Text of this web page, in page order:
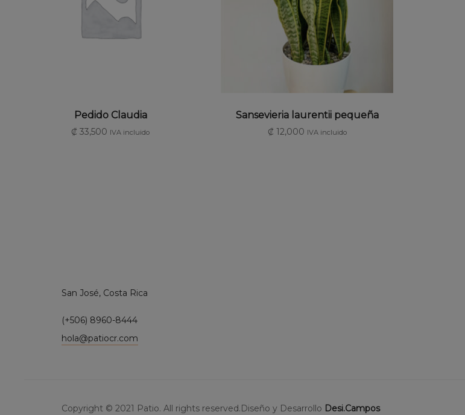
AÑADIR AL CARRITO
Pedido Claudia
₡ 33,500 IVA incluido
SELECCIONAR OPCIONES
Sansevieria laurentii pequeña
₡ 12,000 IVA incluido
San José, Costa Rica
(+506) 8960-8444
hola@patiocr.com
Copyright © 2021 Patio. All rights reserved.Diseño y Desarrollo Desi.Campos